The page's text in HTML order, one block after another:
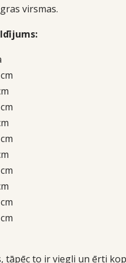
virsmas.
tāpēc to ir viegli un ērti